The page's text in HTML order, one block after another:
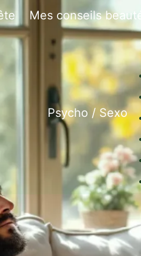
Mes conseils beauté
Psycho / Sexo